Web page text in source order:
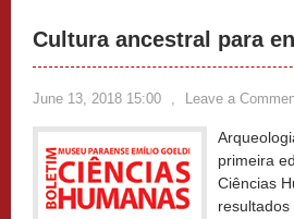
Cultura ancestral para
June 13, 2018 15:00 , Leave a
primeira
Ciências